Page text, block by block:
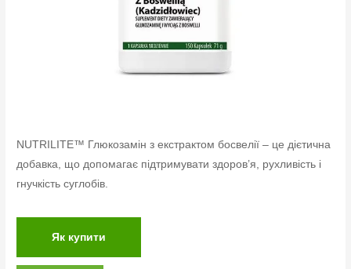
NUTRILITE™ Глюкозамін з екстрактом босвелії – це дієтична
добавка, що допомагає підтримувати здоров’я, рухливість і
гнучкість суглобів.
Як купити